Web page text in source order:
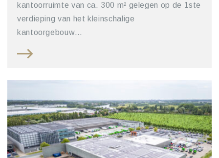
kantoorruimte van ca. 300 m² gelegen op de 1ste
verdieping van het kleinschalige
kantoorgebouw…